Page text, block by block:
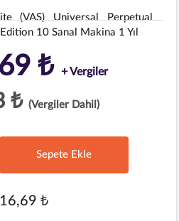
(VAS) Universal Perpetual
10 Sanal Makina 1 Yıl
₺ + Vergiler
₺ (Vergiler Dahil)
Sepete Ekle
₺